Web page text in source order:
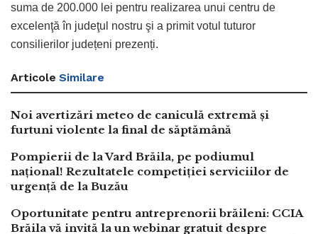
suma de 200.000 lei pentru realizarea unui centru de
excelenţă în judeţul nostru şi a primit votul tuturor
consilierilor județeni prezenți.
Articole Similare
Noi avertizări meteo de caniculă extremă și
furtuni violente la final de săptămână
Pompierii de la Vard Brăila, pe podiumul
național! Rezultatele competiției serviciilor de
urgență de la Buzău
Oportunitate pentru antreprenorii brăileni: CCIA
Brăila vă invită la un webinar gratuit despre